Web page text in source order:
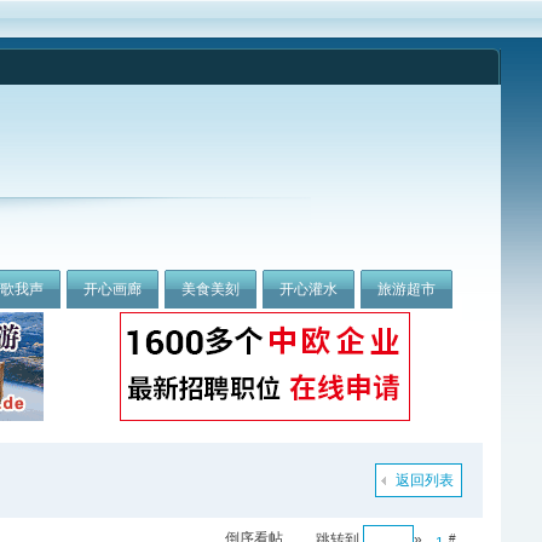
我声 开心画廊 美食美刻 开心灌水 旅游超市
返回列表
#
倒序看帖